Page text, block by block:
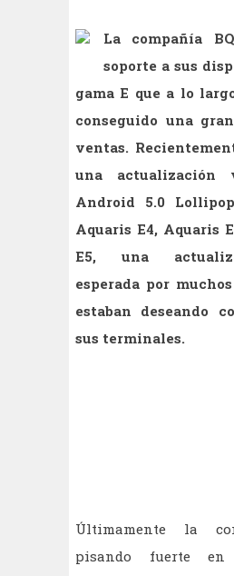
La compañía
soporte a sus
gama E que a lo
conseguido una
ventas.
una actualización
Android 5.0
Aquaris E4, Aquaris
E5, una
esperada por
estaban deseando
sus terminales.
Últimamente la
pisando fuerte en